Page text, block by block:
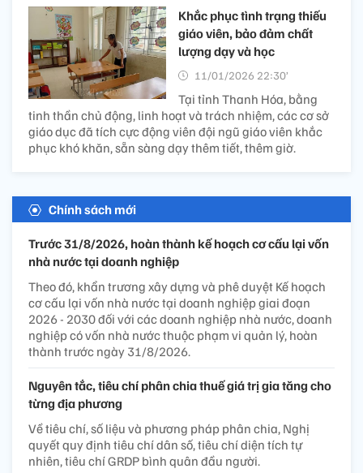
Khắc phục tình trạng thiếu
giáo viên, bảo đảm chất
lượng dạy và học
11/01/2026 22:30’
Tại tỉnh Thanh Hóa, bằng
tinh thần chủ động, linh hoạt và trách nhiệm, các cơ sở
giáo dục đã tích cực động viên đội ngũ giáo viên khắc
phục khó khăn, sẵn sàng dạy thêm tiết, thêm giờ.
Chính sách mới
Trước 31/8/2026, hoàn thành kế hoạch cơ cấu lại vốn
nhà nước tại doanh nghiệp
Theo đó, khẩn trương xây dựng và phê duyệt Kế hoạch
cơ cấu lại vốn nhà nước tại doanh nghiệp giai đoạn
2026 - 2030 đối với các doanh nghiệp nhà nước, doanh
nghiệp có vốn nhà nước thuộc phạm vi quản lý, hoàn
thành trước ngày 31/8/2026.
Nguyên tắc, tiêu chí phân chia thuế giá trị gia tăng cho
từng địa phương
Về tiêu chí, số liệu và phương pháp phân chia, Nghị
quyết quy định tiêu chí dân số, tiêu chí diện tích tự
nhiên, tiêu chí GRDP bình quân đầu người.